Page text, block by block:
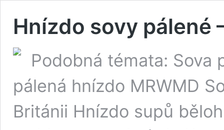
Hnízdo sovy pálené
Podobná témata: Sova
pálená hnízdo MRWMD
Británii Hnízdo supů